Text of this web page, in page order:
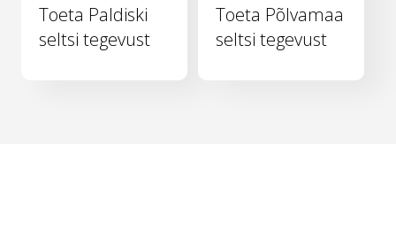
Toeta Paldiski
seltsi tegevust
Toeta Põlvamaa
seltsi tegevust